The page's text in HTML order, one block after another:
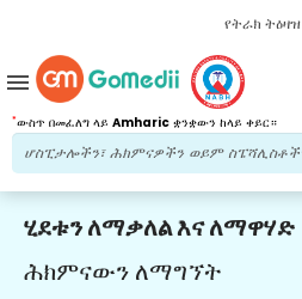
የትራክ ትዕዛዝ
*ውስጥ በመፈለግ ላይ Amharic ቋንቋውን ከላይ ቀይር።
menu
ሂደቱን ለማቃለል እና ለማዋሃድ
ሕክምናውን ለማግኘት